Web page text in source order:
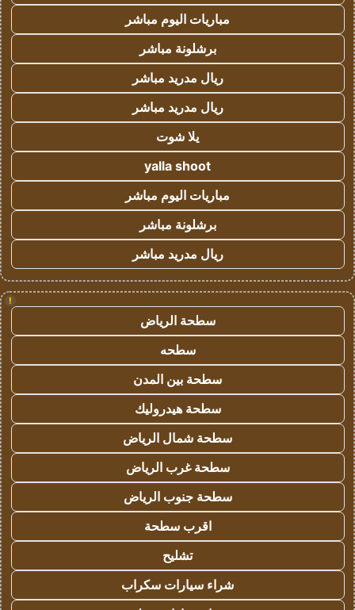
مباريات اليوم مباشر
برشلونة مباشر
ريال مدريد مباشر
ريال مدريد مباشر
يلا شوت
yalla shoot
مباريات اليوم مباشر
برشلونة مباشر
ريال مدريد مباشر
!
سطحة الرياض
سطحه
سطحة بين المدن
سطحة هيدروليك
سطحة شمال الرياض
سطحة غرب الرياض
سطحة جنوب الرياض
اقرب سطحة
تشليح
شراء سيارات سكراب